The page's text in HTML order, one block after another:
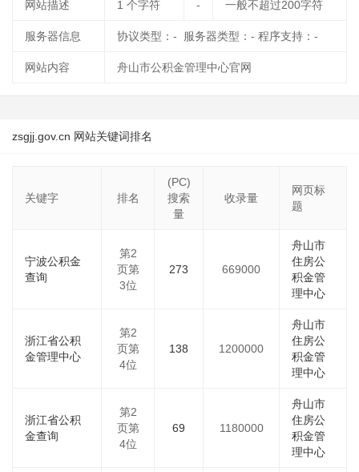
网站描述 1 个字符 - 一般不超过200字符
服务器信息 协议类型：- 服务器类型：- 程序支持：-
网站内容 舟山市公积金管理中心官网
zsgjj.gov.cn 网站关键词排名
关键字 排名
(PC)
搜索
量
收录量
网页标
题
宁波公积金
查询
第2
页第
3位
273 669000
舟山市
住房公
积金管
理中心
浙江省公积
金管理中心
第2
页第
4位
138 1200000
舟山市
住房公
积金管
理中心
浙江省公积
金查询
第2
页第
4位
69 1180000
舟山市
住房公
积金管
理中心